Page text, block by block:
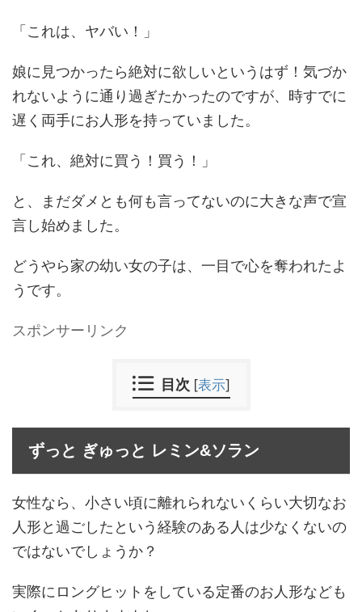
「これは、ヤバい！」
娘に見つかったら絶対に欲しいというはず！気づか
れないように通り過ぎたかったのですが、時すでに
遅く両手にお人形を持っていました。
「これ、絶対に買う！買う！」
と、まだダメとも何も言ってないのに大きな声で宣
言し始めました。
どうやら家の幼い女の子は、一目で心を奪われたよ
うです。
スポンサーリンク
目次 [表示]
ずっと ぎゅっと レミン&ソラン
女性なら、小さい頃に離れられないくらい大切なお
人形と過ごしたという経験のある人は少なくないの
ではないでしょうか？
実際にロングヒットをしている定番のお人形なども